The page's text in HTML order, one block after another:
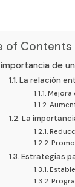
of Contents
importancia de
La relación
Mejora
La
Estrategias